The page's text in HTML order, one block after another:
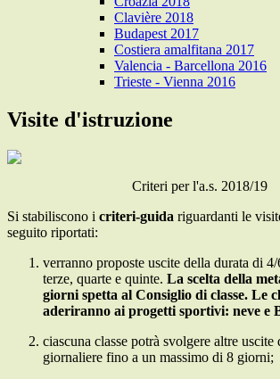
Clavière 2018
Budapest 2017
Costiera amalfitana 2017
Valencia - Barcellona 2016
Trieste - Vienna 2016
Visite d'istruzione
Criteri per l'a.s. 2018/19
Si stabiliscono i criteri-guida riguardanti le
seguito riportati:
verranno proposte uscite della durata di
terze, quarte e quinte. La scelta della
giorni spetta al Consiglio di classe. Le
aderiranno ai progetti sportivi: neve e
ciascuna classe potrà svolgere altre uscite
giornaliere fino a un massimo di 8 giorni;